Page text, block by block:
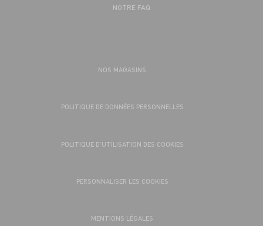
NOTRE FAQ
NOS MAGASINS
POLITIQUE DE DONNÉES PERSONNELLES
POLITIQUE D’UTILISATION DES COOKIES
PERSONNALISER LES COOKIES
MENTIONS LÉGALES